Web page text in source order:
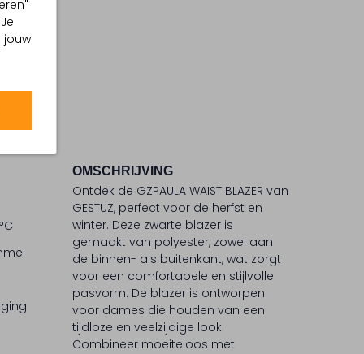
jouw
OMSCHRIJVING
Ontdek de GZPAULA WAIST BLAZER van
GESTUZ, perfect voor de herfst en
winter. Deze zwarte blazer is
gemaakt van polyester, zowel aan
de binnen- als buitenkant, wat zorgt
voor een comfortabele en stijlvolle
pasvorm. De blazer is ontworpen
voor dames die houden van een
tijdloze en veelzijdige look.
Combineer moeiteloos met